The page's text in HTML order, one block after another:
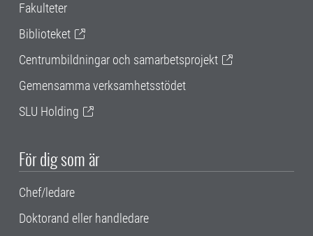
Fakulteter
Biblioteket
Centrumbildningar och samarbetsprojekt
Gemensamma verksamhetsstödet
SLU Holding
För dig som är
Chef/ledare
Doktorand eller handledare